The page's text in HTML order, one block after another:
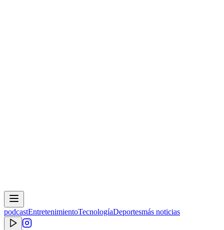
podcastEntretenimientoTecnologíaDeportesmás noticias